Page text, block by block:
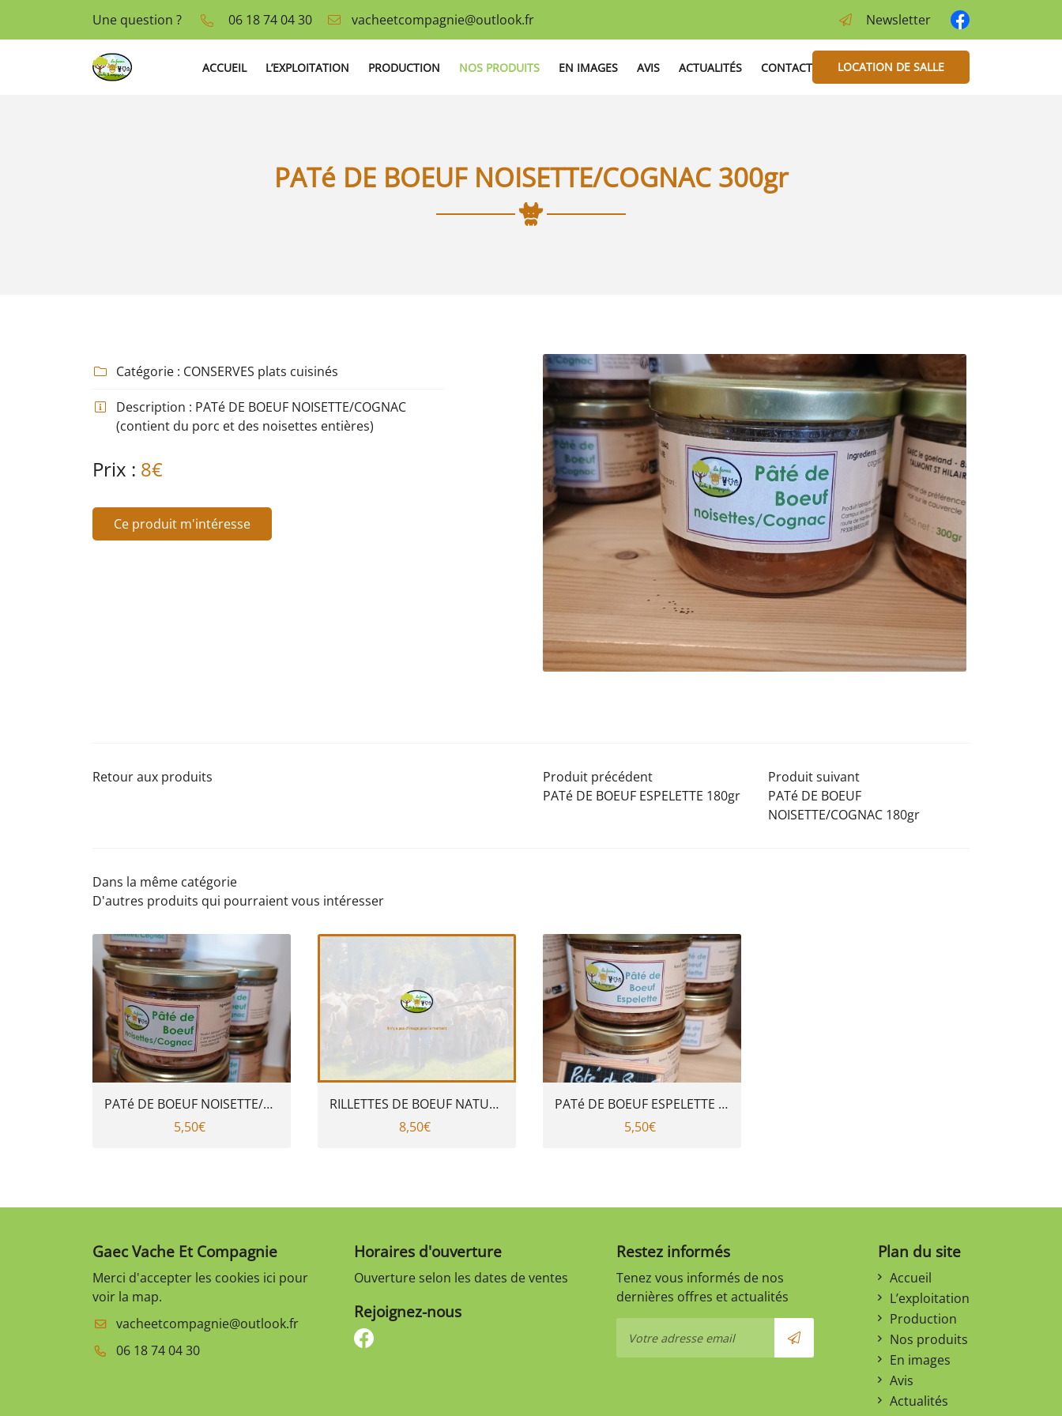
Une question ? 06 18 74 04 30 Newsletter
ACCUEIL L’EXPLOITATION PRODUCTION NOS PRODUITS EN IMAGES AVIS ACTUALITÉS CONTACT LOCATION DE SALLE
85440 Talmont-Saint-Hilaire
Recopier le code ci-contre
En cochant cette case, vous consentez à recevoir nos propositions commerciales à
le formulaire de désinscription
PATé DE BOEUF NOISETTE/COGNAC 300gr
 Catégorie : CONSERVES plats cuisinés
 Description : PATé DE BOEUF NOISETTE/COGNAC
(contient du porc et des noisettes entières)
Prix : 8€
Ce produit m'intéresse
Retour aux produits
Produit précédent
PATé DE BOEUF ESPELETTE 180gr
Produit suivant
PATé DE BOEUF
NOISETTE/COGNAC 180gr
Dans la même catégorie
D'autres produits qui pourraient vous intéresser
PATé DE BOEUF NOISETTE/COGNAC 180gr
5,50€
RILLETTES DE BOEUF NATURE 300gr
8,50€
PATé DE BOEUF ESPELETTE 180gr
5,50€
Gaec Vache Et Compagnie
Merci d'accepter les cookies ici pour
voir la map.
06 18 74 04 30
Horaires d'ouverture
Ouverture selon les dates de ventes
Rejoignez-nous
Restez informés
Tenez vous informés de nos
dernières offres et actualités
Plan du site
Accueil
L’exploitation
Production
Nos produits
En images
Avis
Actualités